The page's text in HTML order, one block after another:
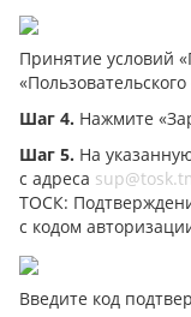
Принятие условий
Шаг 4. Нажмите
Шаг 5. На
с адреса
ТОСК:
с кодом
Введите код